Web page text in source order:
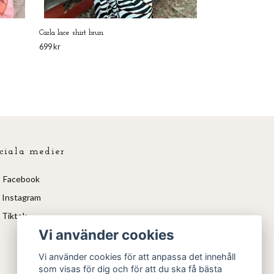
Carla lace shirt brun
699 kr
medier
Facebook
Instagram
Tiktok
Vi använder cookies
Vi använder cookies för att anpassa det innehåll
som visas för dig och för att du ska få bästa